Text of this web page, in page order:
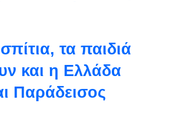
τα παιδιά
και η Ελλάδα
Παράδεισος